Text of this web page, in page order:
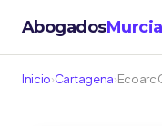
AbogadosMurcia
Inicio›Cartagena›Ecoarc